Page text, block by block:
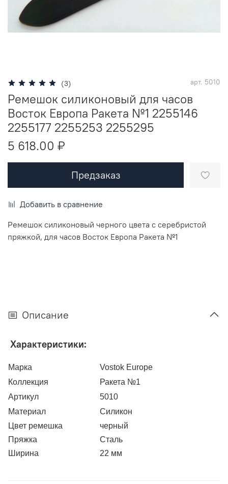
(3) арт. 5010
Ремешок силиконовый для часов
Восток Европа Ракета №1 2255146
2255177 2255253 2255295
5 618.00 ₽
Предзаказ
Добавить в сравнение
Ремешок силиконовый черного цвета с серебристой
пряжкой, для часов Восток Европа Ракета №1
Описание
Характеристики:
Марка
Vostok Europe
Коллекция
Ракета №1
Артикул
5010
Материал
Силикон
Цвет ремешка
черный
Пряжка
Сталь
Ширина
22 мм